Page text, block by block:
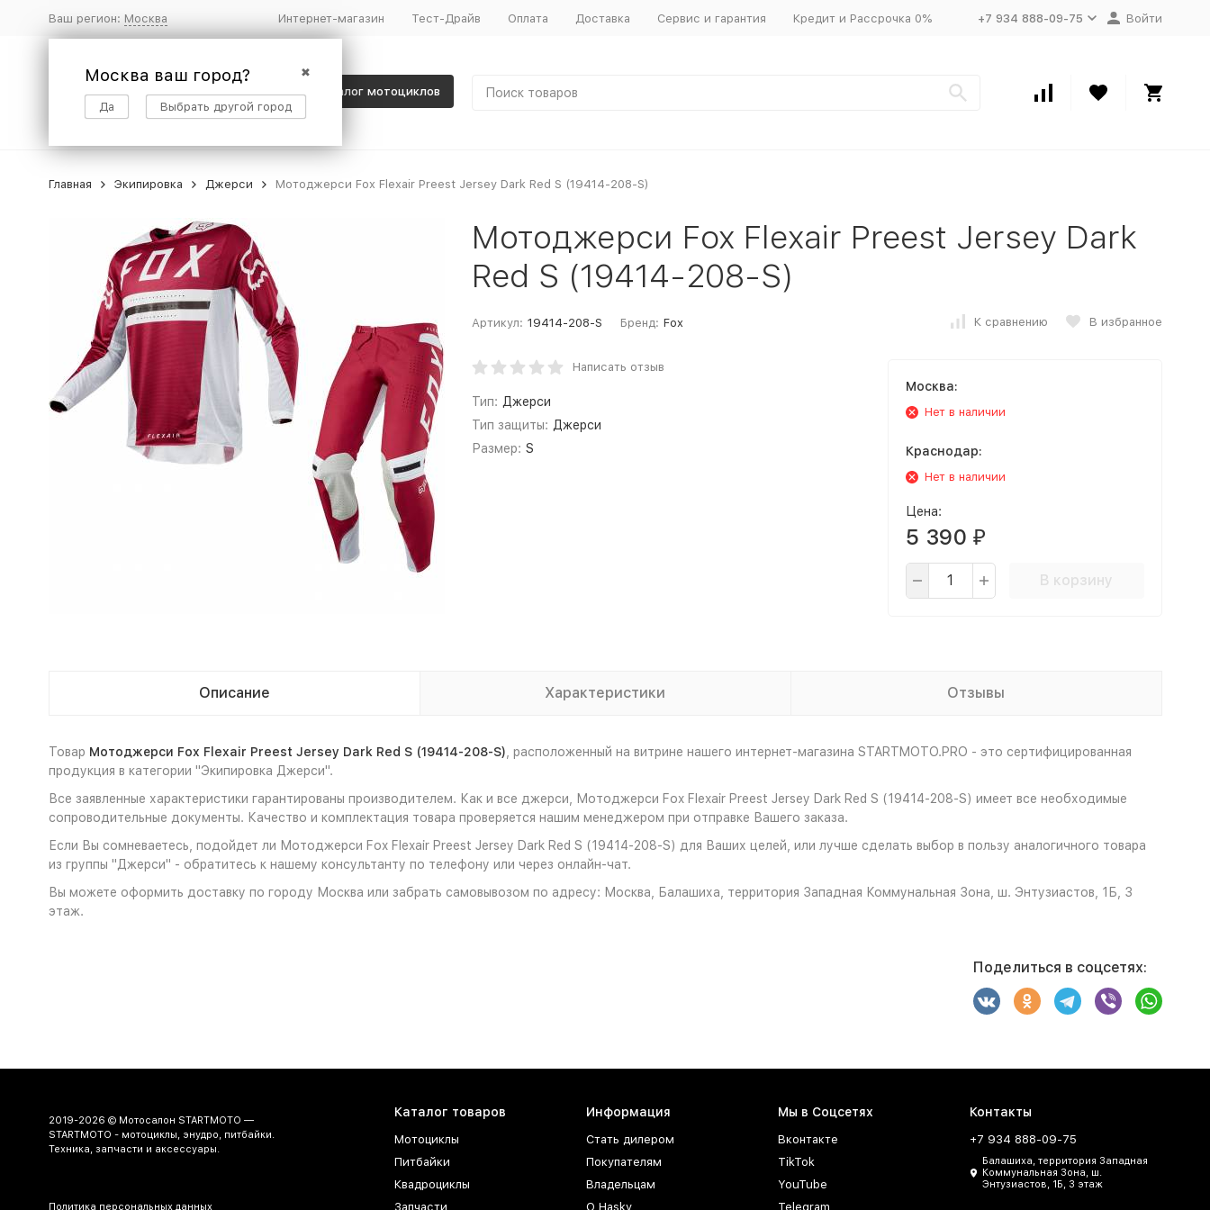
Ваш регион: Москва
✖
Москва ваш город?
Да Выбрать другой город
Интернет-магазин Тест-Драйв Оплата Доставка Сервис и гарантия Кредит и Рассрочка 0% +7 934 888-09-75 Войти
Каталог мотоциклов
Главная Экипировка Джерси Мотоджерси Fox Flexair Preest Jersey Dark Red S (19414-208-S)
Мотоджерси Fox Flexair Preest Jersey Dark
Red S (19414-208-S)
Артикул: 19414-208-S Бренд: Fox К сравнению В избранное
Написать отзыв
Тип: Джерси
Тип защиты: Джерси
Размер: S
Москва:
Нет в наличии
Краснодар:
Нет в наличии
Цена:
5 390 ₽
В корзину
Описание Характеристики Отзывы
Товар Мотоджерси Fox Flexair Preest Jersey Dark Red S (19414-208-S) , расположенный на витрине нашего интернет-магазина STARTMOTO.PRO - это сертифицированная
продукция в категории "Экипировка Джерси".
Все заявленные характеристики гарантированы производителем. Как и все джерси, Мотоджерси Fox Flexair Preest Jersey Dark Red S (19414-208-S) имеет все необходимые
сопроводительные документы. Качество и комплектация товара проверяется нашим менеджером при отправке Вашего заказа.
Если Вы сомневаетесь, подойдет ли Мотоджерси Fox Flexair Preest Jersey Dark Red S (19414-208-S) для Ваших целей, или лучше сделать выбор в пользу аналогичного товара
из группы "Джерси" - обратитесь к нашему консультанту по телефону или через онлайн-чат.
Вы можете оформить доставку по городу Москва или забрать самовывозом по адресу: Москва, Балашиха, территория Западная Коммунальная Зона, ш. Энтузиастов, 1Б, 3
этаж.
Поделиться в соцсетях:
2019-2026 © Мотосалон STARTMOTO —
STARTMOTO - мотоциклы, энудро, питбайки.
Техника, запчасти и аксессуары.
Политика персональных данных
Каталог товаров
Мотоциклы
Питбайки
Квадроциклы
Запчасти
Информация
Стать дилером
Покупателям
Владельцам
О Hasky
Мы в Соцсетях
Вконтакте
TikTok
YouTube
Telegram
Контакты
+7 934 888-09-75
Балашиха, территория Западная
Коммунальная Зона, ш.
Энтузиастов, 1Б, 3 этаж